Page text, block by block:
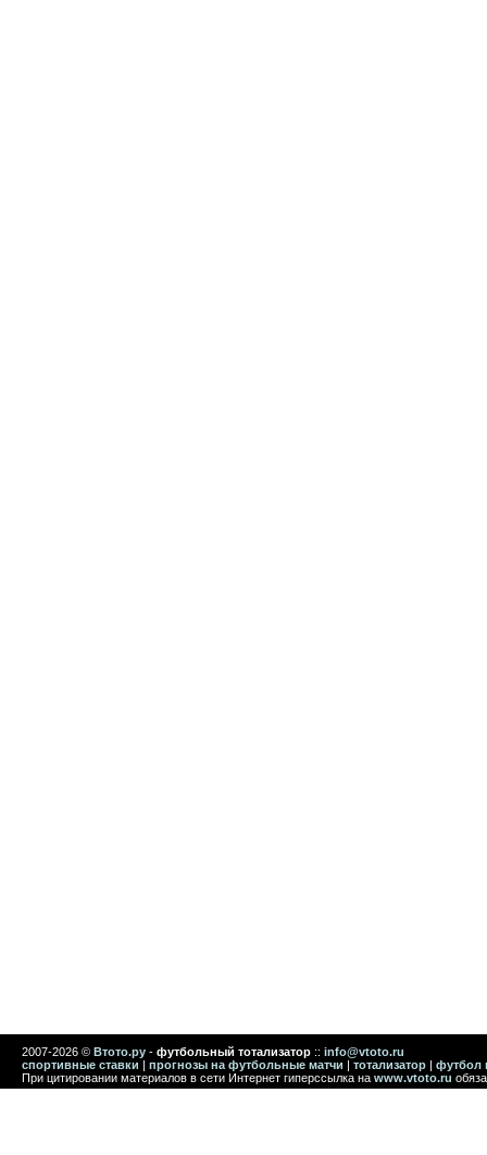
2007-2026 © Втото.ру - футбольный тотализатор :: info@vtoto.ru
спортивные ставки | прогнозы на футбольные матчи | тотализатор | футбол
При цитировании материалов в сети Интернет гиперссылка на www.vtoto.ru